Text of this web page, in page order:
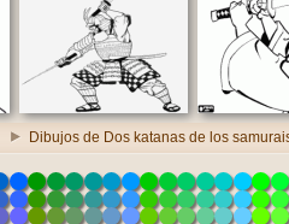
Dibujos de Dos katanas de los